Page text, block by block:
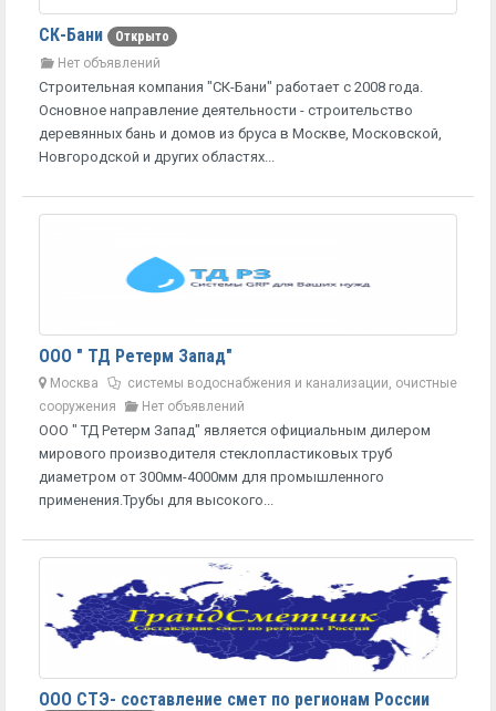
СК-Бани
Открыто
Нет объявлений
Строительная компания "СК-Бани" работает с 2008 года.
Основное направление деятельности - строительство
деревянных бань и домов из бруса в Москве, Московской,
Новгородской и других областях...
ООО " ТД Ретерм Запад"
Москва
системы водоснабжения и канализации, очистные
сооружения
Нет объявлений
ООО " ТД Ретерм Запад" является официальным дилером
мирового производителя стеклопластиковых труб
диаметром от 300мм-4000мм для промышленного
применения.Трубы для высокого...
ООО СТЭ- составление смет по регионам России